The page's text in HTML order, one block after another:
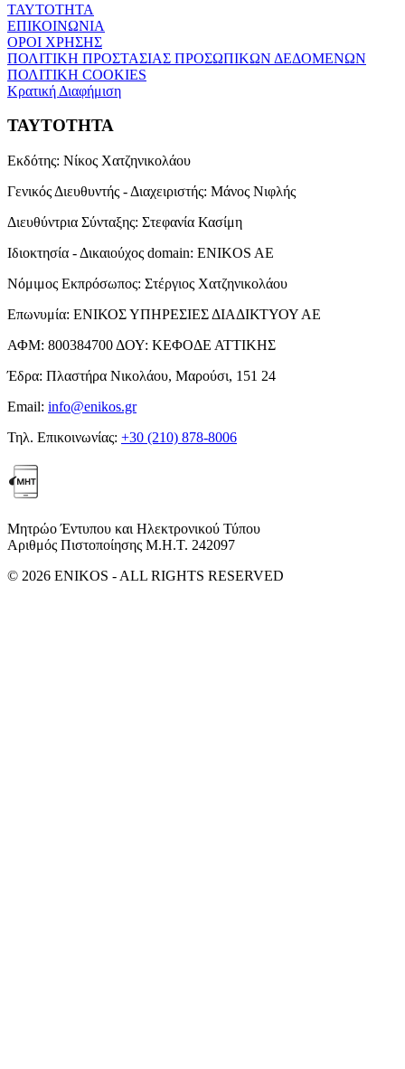
ΤΑΥΤΟΤΗΤΑ
ΕΠΙΚΟΙΝΩΝΙΑ
ΟΡΟΙ ΧΡΗΣΗΣ
ΠΟΛΙΤΙΚΗ ΠΡΟΣΤΑΣΙΑΣ ΠΡΟΣΩΠΙΚΩΝ ΔΕΔΟΜΕΝΩΝ
ΠΟΛΙΤΙΚΗ COOKIES
Κρατική Διαφήμιση
ΤΑΥΤΟΤΗΤΑ
Εκδότης: Νίκος Χατζηνικολάου
Γενικός Διευθυντής - Διαχειριστής: Μάνος Νιφλής
Διευθύντρια Σύνταξης: Στεφανία Κασίμη
Ιδιοκτησία - Δικαιούχος domain: ENIKOS AE
Νόμιμος Εκπρόσωπος: Στέργιος Χατζηνικολάου
Επωνυμία: ΕΝΙΚΟΣ ΥΠΗΡΕΣΙΕΣ ΔΙΑΔΙΚΤΥΟΥ ΑΕ
ΑΦΜ: 800384700 ΔΟΥ: ΚΕΦΟΔΕ ΑΤΤΙΚΗΣ
Έδρα: Πλαστήρα Νικολάου, Μαρούσι, 151 24
Email: info@enikos.gr
Τηλ. Επικοινωνίας: +30 (210) 878-8006
Μητρώο Έντυπου και Ηλεκτρονικού Τύπου
Αριθμός Πιστοποίησης Μ.Η.Τ. 242097
© 2026 ENIKOS - ALL RIGHTS RESERVED